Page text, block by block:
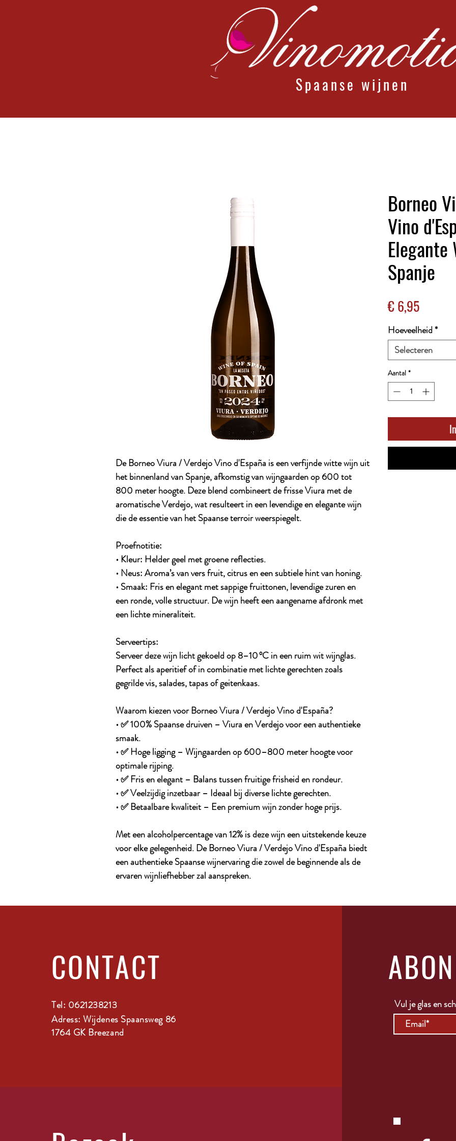
Spaanse wijnen
De Borneo Viura / Verdejo Vino d'España is een verfijnde witte wijn uit
het binnenland van Spanje, afkomstig van wijngaarden op 600 tot
800 meter hoogte. Deze blend combineert de frisse Viura met de
aromatische Verdejo, wat resulteert in een levendige en elegante wijn
die de essentie van het Spaanse terroir weerspiegelt.
Proefnotitie:
• Kleur: Helder geel met groene reflecties.
• Neus: Aroma’s van vers fruit, citrus en een subtiele hint van honing.
• Smaak: Fris en elegant met sappige fruittonen, levendige zuren en
een ronde, volle structuur. De wijn heeft een aangename afdronk met
een lichte mineraliteit.
Serveertips:
Serveer deze wijn licht gekoeld op 8–10 °C in een ruim wit wijnglas.
Perfect als aperitief of in combinatie met lichte gerechten zoals
gegrilde vis, salades, tapas of geitenkaas.
Waarom kiezen voor Borneo Viura / Verdejo Vino d'España?
• ✅ 100% Spaanse druiven – Viura en Verdejo voor een authentieke
smaak.
• ✅ Hoge ligging – Wijngaarden op 600–800 meter hoogte voor
optimale rijping.
• ✅ Fris en elegant – Balans tussen fruitige frisheid en rondeur.
• ✅ Veelzijdig inzetbaar – Ideaal bij diverse lichte gerechten.
• ✅ Betaalbare kwaliteit – Een premium wijn zonder hoge prijs.
Met een alcoholpercentage van 12% is deze wijn een uitstekende keuze
voor elke gelegenheid. De Borneo Viura / Verdejo Vino d'España biedt
een authentieke Spaanse wijnervaring die zowel de beginnende als de
ervaren wijnliefhebber zal aanspreken.
Borneo
Vino
Spanje
€ 6,95Prijs
Hoeveelheid*
Selecteren
Aantal *
CONTACT
Tel: 0621238213
Adress: Wijdenes Spaansweg 86
1764 GK Breezand
Vul je glas en